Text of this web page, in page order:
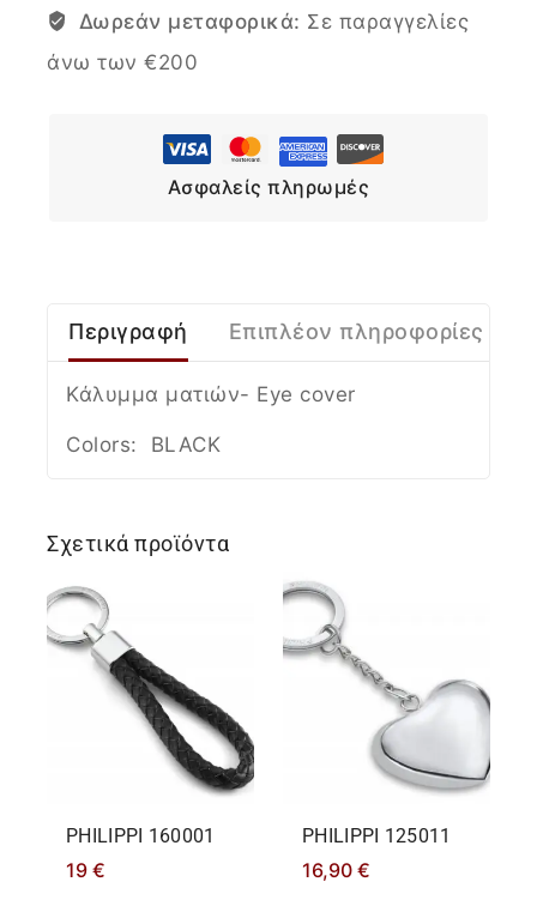
Δωρεάν μεταφορικά: Σε παραγγελίες
άνω των €200
Ασφαλείς πληρωμές
Περιγραφή Επιπλέον πληροφορίες
Κάλυμμα ματιών- Eye cover
Colors: BLACK
Σχετικά προϊόντα
PHILIPPΙ 160001
19 €
PHILIPPΙ 125011
16,90 €